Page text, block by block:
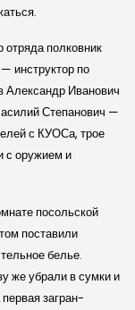
полковник
инструктор по
Александр Иванович
Степанович —
с КУОСа, трое
с оружием и
посольской
поставили
белье.
же убрали в сумки и
за­гран­